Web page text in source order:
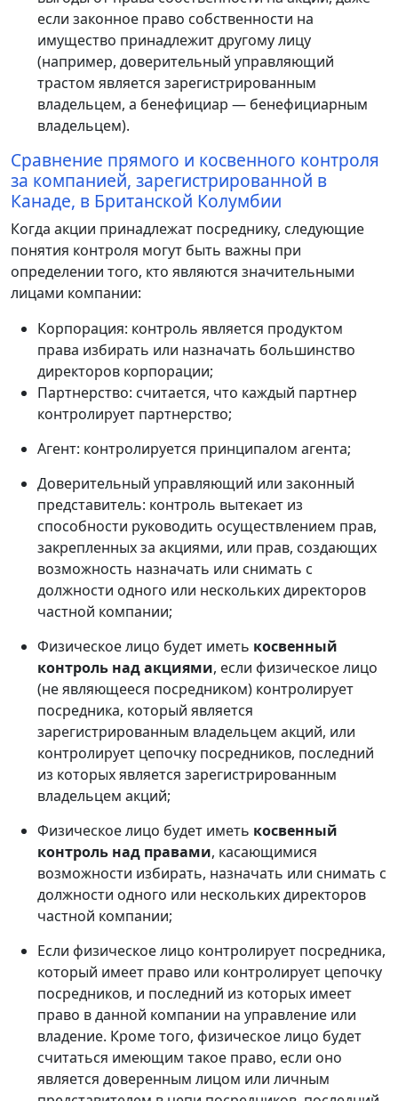
если законное право собственности на
имущество принадлежит другому лицу
(например, доверительный управляющий
трастом является зарегистрированным
владельцем, а бенефициар — бенефициарным
владельцем).
Сравнение прямого и косвенного контроля
за компанией, зарегистрированной в
Канаде, в Британской Колумбии
Когда акции принадлежат посреднику, следующие
понятия контроля могут быть важны при
определении того, кто являются значительными
лицами компании:
Корпорация: контроль является продуктом
права избирать или назначать большинство
директоров корпорации;
Партнерство: считается, что каждый партнер
контролирует партнерство;
Агент: контролируется принципалом агента;
Доверительный управляющий или законный
представитель: контроль вытекает из
способности руководить осуществлением прав,
закрепленных за акциями, или прав, создающих
возможность назначать или снимать с
должности одного или нескольких директоров
частной компании;
Физическое лицо будет иметь косвенный
контроль над акциями, если физическое лицо
(не являющееся посредником) контролирует
посредника, который является
зарегистрированным владельцем акций, или
контролирует цепочку посредников, последний
из которых является зарегистрированным
владельцем акций;
Физическое лицо будет иметь косвенный
контроль над правами, касающимися
возможности избирать, назначать или снимать с
должности одного или нескольких директоров
частной компании;
Если физическое лицо контролирует посредника,
который имеет право или контролирует цепочку
посредников, и последний из которых имеет
право в данной компании на управление или
владение. Кроме того, физическое лицо будет
считаться имеющим такое право, если оно
является доверенным лицом или личным